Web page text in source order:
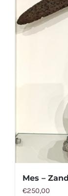
Mes –
€250,00